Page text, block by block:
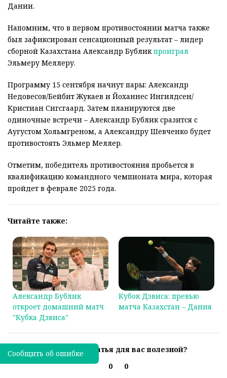
Дании.
Напомним, что в первом противостоянии матча также
был зафиксирован сенсационный результат – лидер
сборной Казахстана Александр Бубликпроиграл
Эльмеру Меллеру.
Программу 15 сентября начнут пары: Александр
Недовесов/Бейбит Жукаев и Йоханнес Ингилдсен/
Кристиан Сигсгаард. Затем планируются две
одиночные встречи – Александр Бублик сразится с
Аугустом Хольмгреном, а Александру Шевченко будет
противостоять Эльмер Меллер.
Отметим, победитель противостояния пробьется в
квалификацию командного чемпионата мира, которая
пройдет в феврале 2025 года.
Читайте также:
Александр Бублик
откроет домашний матч
"Кубка Дэвиса"
Кубок Дэвиса: превью
матча Казахстан – Дания
Была ли эта статья для вас полезной?
0
0
Сообщить об ошибке